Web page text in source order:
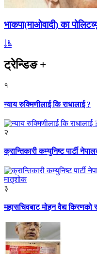
भाकपा(माओवादी) का
ट्रेन्डिङ+
१
न्याय रुक्मिणीलाई कि राधालाई ?
२
क्रान्तिकारी कम्युनिष्ट पार्टी
३
महासचिवबाट मोहन वैद्य किरणको